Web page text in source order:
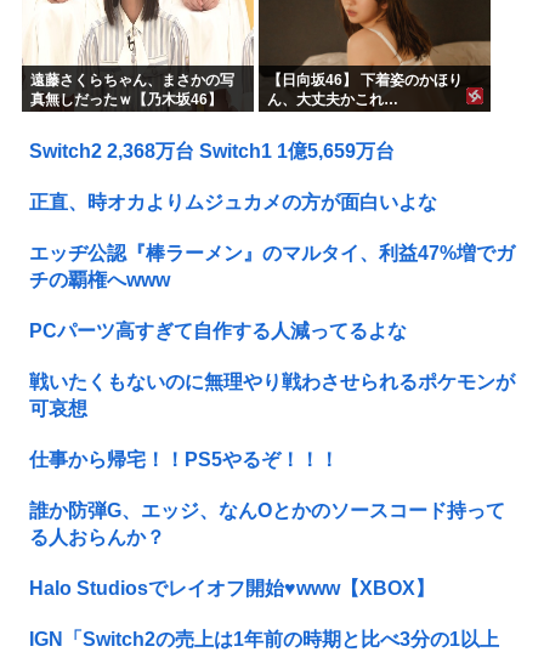
遠藤さくらちゃん、まさかの写
真無しだったｗ【乃木坂46】
【日向坂46】 下着姿のかほり
ん、大丈夫かこれ…
Switch2 2,368万台 Switch1 1億5,659万台
正直、時オカよりムジュカメの方が面白いよな
エッヂ公認『棒ラーメン』のマルタイ、利益47%増でガ
チの覇権へwww
PCパーツ高すぎて自作する人減ってるよな
戦いたくもないのに無理やり戦わさせられるポケモンが
可哀想
仕事から帰宅！！PS5やるぞ！！！
誰か防弾G、エッジ、なんOとかのソースコード持って
る人おらんか？
Halo Studiosでレイオフ開始♥www【XBOX】
IGN「Switch2の売上は1年前の時期と比べ3分の1以上